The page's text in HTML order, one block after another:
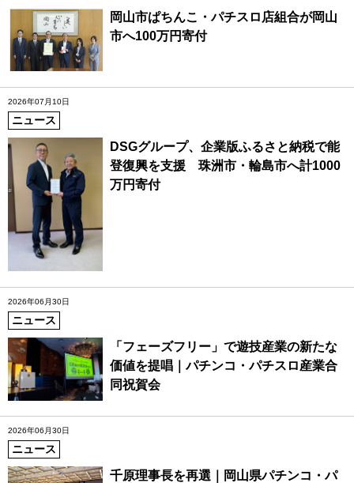
岡山市ぱちんこ・パチスロ店組合が岡山
市へ100万円寄付
2026年07月10日
ニュース
DSGグループ、企業版ふるさと納税で能
登復興を支援 珠洲市・輪島市へ計1000
万円寄付
2026年06月30日
ニュース
「フェーズフリー」で遊技産業の新たな
価値を提唱｜パチンコ・パチスロ産業合
同祝賀会
2026年06月30日
ニュース
千原理事長を再選｜岡山県パチンコ・パ